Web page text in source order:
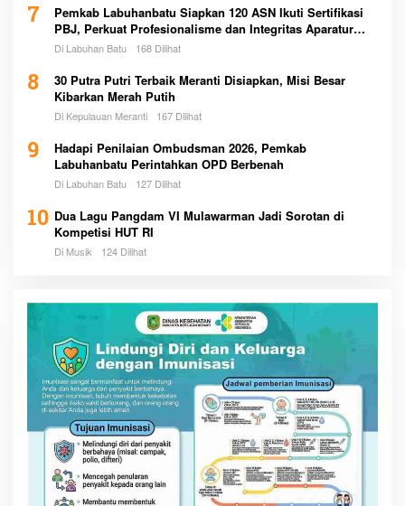
7
Pemkab Labuhanbatu Siapkan 120 ASN Ikuti Sertifikasi
PBJ, Perkuat Profesionalisme dan Integritas Aparatur
Pemerintah
Di Labuhan Batu 168 Dilihat
8
30 Putra Putri Terbaik Meranti Disiapkan, Misi Besar
Kibarkan Merah Putih
Di Kepulauan Meranti 167 Dilihat
9
Hadapi Penilaian Ombudsman 2026, Pemkab
Labuhanbatu Perintahkan OPD Berbenah
Di Labuhan Batu 127 Dilihat
10 Dua Lagu Pangdam VI Mulawarman Jadi Sorotan di
Kompetisi HUT RI
Di Musik 124 Dilihat